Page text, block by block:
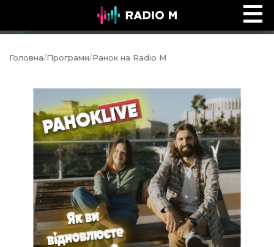
Music Ocean
Головна/Програми/Ранок на Radio M